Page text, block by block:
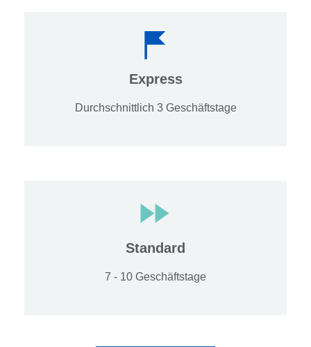
Express
Durchschnittlich 3 Geschäftstage
Standard
7 - 10 Geschäftstage